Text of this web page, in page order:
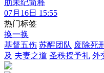
肋未纪简释
07月16日 15:55
热门标签
换一换
基督五伤 苏醒团队 废除死刑
及 夫妻之道 圣秩授予礼 外